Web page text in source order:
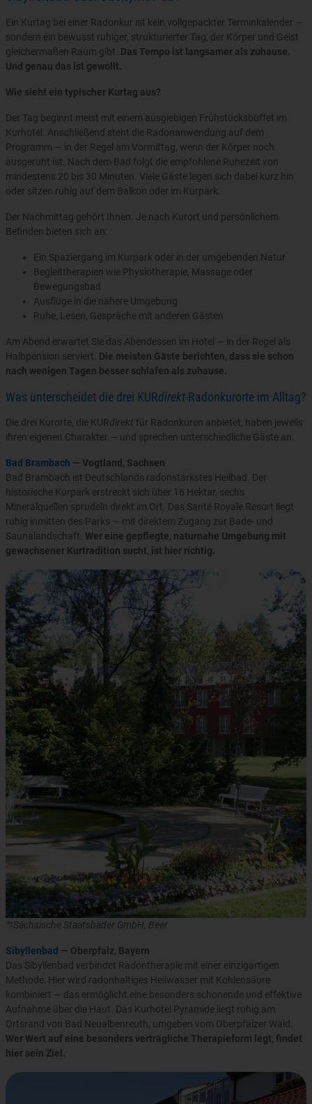
Ein Kurtag bei einer Radonkur ist kein vollgepackter Terminkalender —
sondern ein bewusst ruhiger, strukturierter Tag, der Körper und Geist
gleichermaßen Raum gibt. Das Tempo ist langsamer als zuhause.
Und genau das ist gewollt.
Wie sieht ein typischer Kurtag aus?
Der Tag beginnt meist mit einem ausgiebigen Frühstücksbüffet im
Kurhotel. Anschließend steht die Radonanwendung auf dem
Programm — in der Regel am Vormittag, wenn der Körper noch
ausgeruht ist. Nach dem Bad folgt die empfohlene Ruhezeit von
mindestens 20 bis 30 Minuten. Viele Gäste legen sich dabei kurz hin
oder sitzen ruhig auf dem Balkon oder im Kurpark.
Der Nachmittag gehört Ihnen. Je nach Kurort und persönlichem
Befinden bieten sich an:
Ein Spaziergang im Kurpark oder in der umgebenden Natur
Begleittherapien wie Physiotherapie, Massage oder
Bewegungsbad
Ausflüge in die nähere Umgebung
Ruhe, Lesen, Gespräche mit anderen Gästen
Am Abend erwartet Sie das Abendessen im Hotel — in der Regel als
Halbpension serviert. Die meisten Gäste berichten, dass sie schon
nach wenigen Tagen besser schlafen als zuhause.
Was unterscheidet die drei KURdirekt-Radonkurorte im Alltag?
Die drei Kurorte, die KURdirekt für Radonkuren anbietet, haben jeweils
ihren eigenen Charakter — und sprechen unterschiedliche Gäste an.
Bad Brambach — Vogtland, Sachsen
Bad Brambach ist Deutschlands radonstärkstes Heilbad. Der
historische Kurpark erstreckt sich über 16 Hektar, sechs
Mineralquellen sprudeln direkt im Ort. Das Santé Royale Resort liegt
ruhig inmitten des Parks — mit direktem Zugang zur Bade- und
Saunalandschaft. Wer eine gepflegte, naturnahe Umgebung mit
gewachsener Kurtradition sucht, ist hier richtig.
©Sächsische Staatsbäder GmbH, Beer
Sibyllenbad — Oberpfalz, Bayern
Das Sibyllenbad verbindet Radontherapie mit einer einzigartigen
Methode: Hier wird radonhaltiges Heilwasser mit Kohlensäure
kombiniert — das ermöglicht eine besonders schonende und effektive
Aufnahme über die Haut. Das Kurhotel Pyramide liegt ruhig am
Ortsrand von Bad Neualbenreuth, umgeben vom Oberpfälzer Wald.
Wer Wert auf eine besonders verträgliche Therapieform legt, findet
hier sein Ziel.